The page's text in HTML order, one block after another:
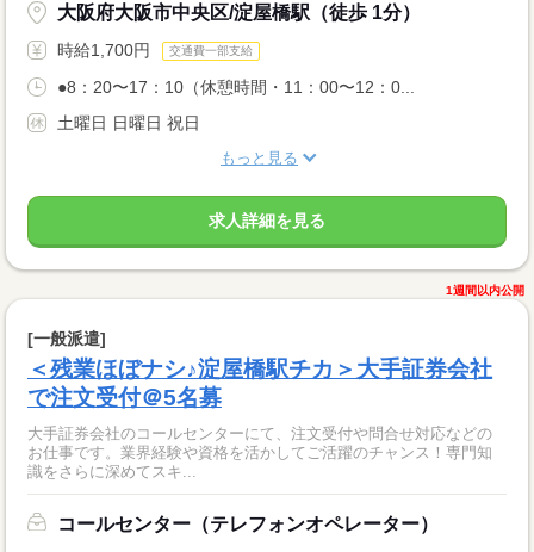
大阪府大阪市中央区/淀屋橋駅（徒歩 1分）
時給1,700円 交通費一部支給
●8：20〜17：10（休憩時間・11：00〜12：0...
土曜日 日曜日 祝日
もっと見る
求人詳細を見る
1週間以内公開
[一般派遣]
＜残業ほぼナシ♪淀屋橋駅チカ＞大手証券会社
で注文受付＠5名募
大手証券会社のコールセンターにて、注文受付や問合せ対応などの
お仕事です。業界経験や資格を活かしてご活躍のチャンス！専門知
識をさらに深めてスキ...
コールセンター（テレフォンオペレーター）